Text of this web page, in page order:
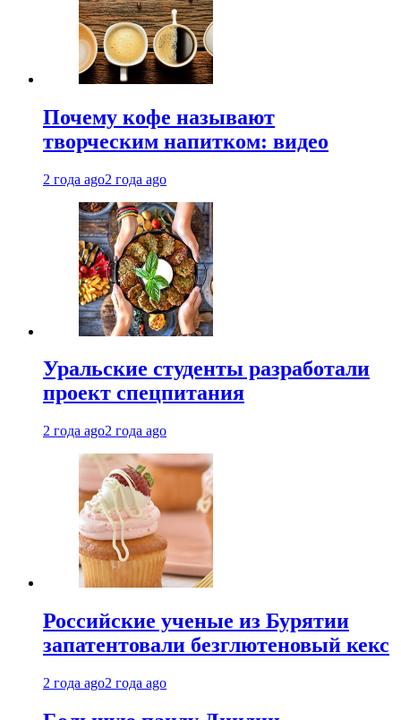
Почему кофе называют
творческим напитком: видео
2 года ago2 года ago
Уральские студенты разработали
проект спецпитания
2 года ago2 года ago
Российские ученые из Бурятии
запатентовали безглютеновый кекс
2 года ago2 года ago